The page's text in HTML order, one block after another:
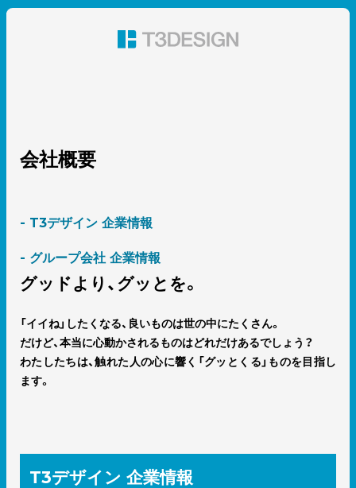
ン 株式会社T3デザイン
会社概要
- T3デザイン 企業情報
- グループ会社 企業情報
グッドより、 グッとを。
「イイね」したくなる、良いものは世の中にたくさん。
だけど、本当に心動かされるものはどれだけあるでしょう？
わたしたちは、触れた人の心に響く「グッとくる」ものを目指し
ます。
T3デザイン 企業情報